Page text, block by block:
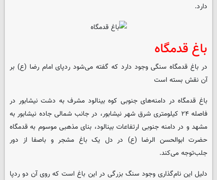
دارد.
باغ قدمگاه
در باغ قدمگاه سنگی وجود دارد که گفته می‌شود ردپای امام رضا (ع) بر
آن نقش بسته است
باغ قدمگاه در دامنه‌های جنوبی کوه بینالود مشرف به دشت نیشابور در
فاصله ۲۴ کیلومتری شرق شهر نیشابور، در جانب شمالی جاده نیشابور به
مشهد و در دامنه جنوبی ارتفاعات بینالود، بنای مذهبی موسوم به قدمگاه
حضرت ابوالحسن الرضا (ع) در دل یک باغ مشجر و باصفا از دور
جلب‌توجه می‌کند.
دلیل این نام‌گذاری وجود سنگ بزرگی در این باغ است که روی آن دو ردپا